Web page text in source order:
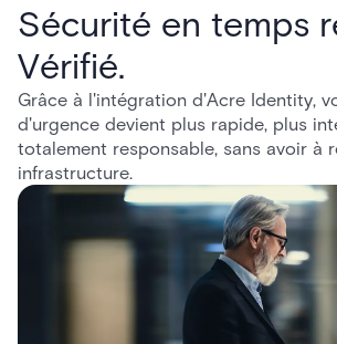
Sécurité en temps
Vérifié.
Grâce à l'intégration d'Acre Identity,
d'urgence devient plus rapide, plus
totalement responsable, sans avoir à
infrastructure.